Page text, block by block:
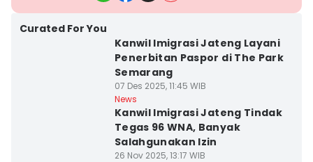
Curated For You
Kanwil Imigrasi Jateng Layani
Penerbitan Paspor di The Park
Semarang
07 Des 2025, 11:45 WIB
News
Kanwil Imigrasi Jateng Tindak
Tegas 96 WNA, Banyak
Salahgunakan Izin
26 Nov 2025, 13:17 WIB